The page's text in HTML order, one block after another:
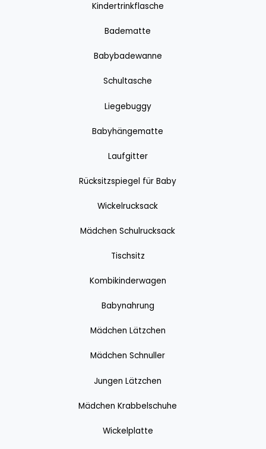
Kindertrinkflasche
Badematte
Babybadewanne
Schultasche
Liegebuggy
Babyhängematte
Laufgitter
Rücksitzspiegel für Baby
Wickelrucksack
Mädchen Schulrucksack
Tischsitz
Kombikinderwagen
Babynahrung
Mädchen Lätzchen
Mädchen Schnuller
Jungen Lätzchen
Mädchen Krabbelschuhe
Wickelplatte